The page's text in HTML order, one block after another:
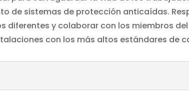
de sistemas de protección anticaídas.
diferentes y colaborar con los miembros
con los más altos estándares de